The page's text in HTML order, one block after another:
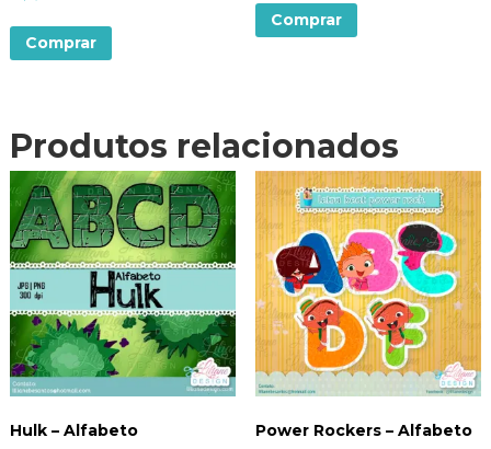
Comprar
Comprar
Produtos relacionados
Hulk – Alfabeto Power Rockers – Alfabeto